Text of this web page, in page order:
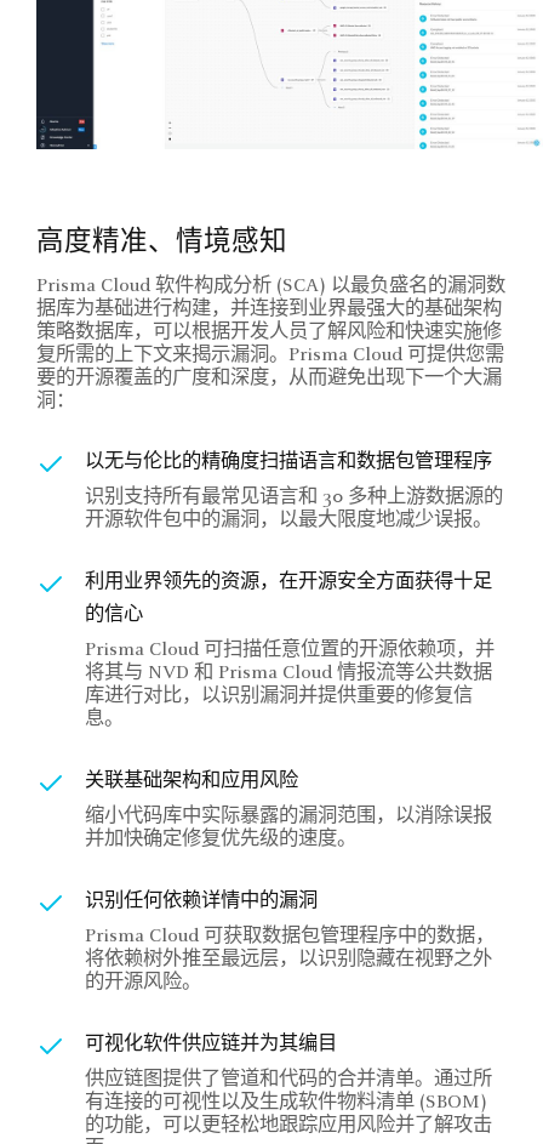
高度精准、情境感知
Prisma Cloud 软件构成分析 (SCA) 以最负盛名的漏洞数
据库为基础进行构建，并连接到业界最强大的基础架构
策略数据库，可以根据开发人员了解风险和快速实施修
复所需的上下文来揭示漏洞。Prisma Cloud 可提供您需
要的开源覆盖的广度和深度，从而避免出现下一个大漏
洞：
以无与伦比的精确度扫描语言和数据包管理程序
识别支持所有最常见语言和 30 多种上游数据源的
开源软件包中的漏洞，以最大限度地减少误报。
利用业界领先的资源，在开源安全方面获得十足
的信心
Prisma Cloud 可扫描任意位置的开源依赖项，并
将其与 NVD 和 Prisma Cloud 情报流等公共数据
库进行对比，以识别漏洞并提供重要的修复信
息。
关联基础架构和应用风险
缩小代码库中实际暴露的漏洞范围，以消除误报
并加快确定修复优先级的速度。
识别任何依赖详情中的漏洞
Prisma Cloud 可获取数据包管理程序中的数据，
将依赖树外推至最远层，以识别隐藏在视野之外
的开源风险。
可视化软件供应链并为其编目
供应链图提供了管道和代码的合并清单。通过所
有连接的可视性以及生成软件物料清单 (SBOM)
的功能，可以更轻松地跟踪应用风险并了解攻击